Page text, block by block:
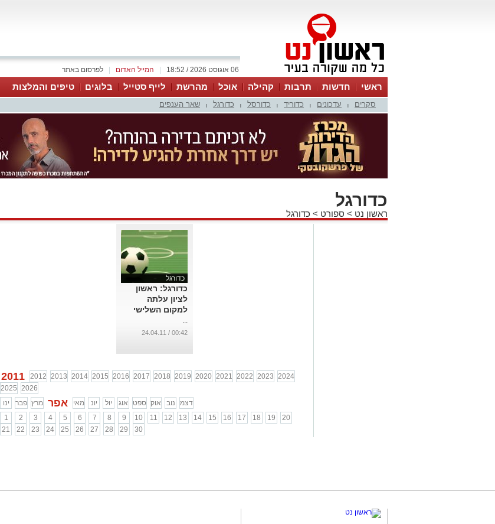
לפרסום באתר המייל האדום 06 אוגוסט 2026 / 18:52
ראשי חדשות תרבות קהילה אוכל מהרשת לייף סטייל בלוגים טיפים והמלצות
סקרים עדכונים כדוריד כדורסל כדורגל שאר הענפים
כדורגל
ראשון נט > ספורט > כדורגל
כדורגל
כדורגל: ראשון
לציון עלתה
למקום השלישי‏
...
00:42 / 24.04.11
2011 2012 2013 2014 2015 2016 2017 2018 2019 2020 2021 2022 2023 2024
2025 2026
ינו
פבר מרץ אפר מאי יונ יול אוג ספט אוק נוב
דצמ
1
2 3 4 5 6 7 8 9 10 11 12 13 14 15 16 17 18 19
20
21
22 23 24 25 26 27 28 29 30